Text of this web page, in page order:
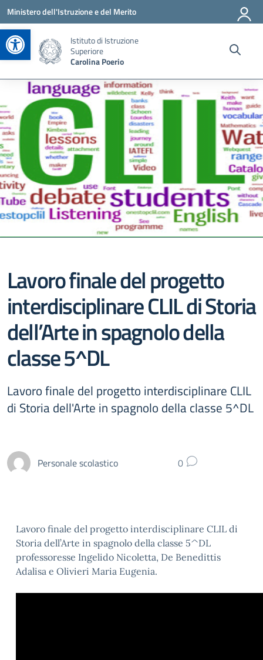
Apri la barra degli strumenti
Vai ai contenuti
Vai al menu di navigazione
Vai al footer
Ministero dell'Istruzione e del Merito
Istituto di Istruzione
Superiore
Carolina Poerio
Lavoro finale del progetto
interdisciplinare CLIL di Storia
dell’Arte in spagnolo della
classe 5^DL
Lavoro finale del progetto interdisciplinare CLIL
di Storia dell'Arte in spagnolo della classe 5^DL
Personale scolastico 0
Lavoro finale del progetto interdisciplinare CLIL di
Storia dell’Arte in spagnolo della classe 5^DL
professoresse Ingelido Nicoletta, De Benedittis
Adalisa e Olivieri Maria Eugenia.